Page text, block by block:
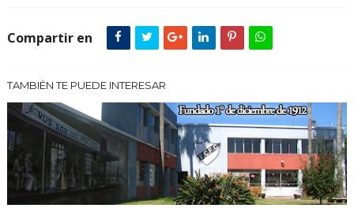
Compartir en
TAMBIÉN TE PUEDE INTERESAR